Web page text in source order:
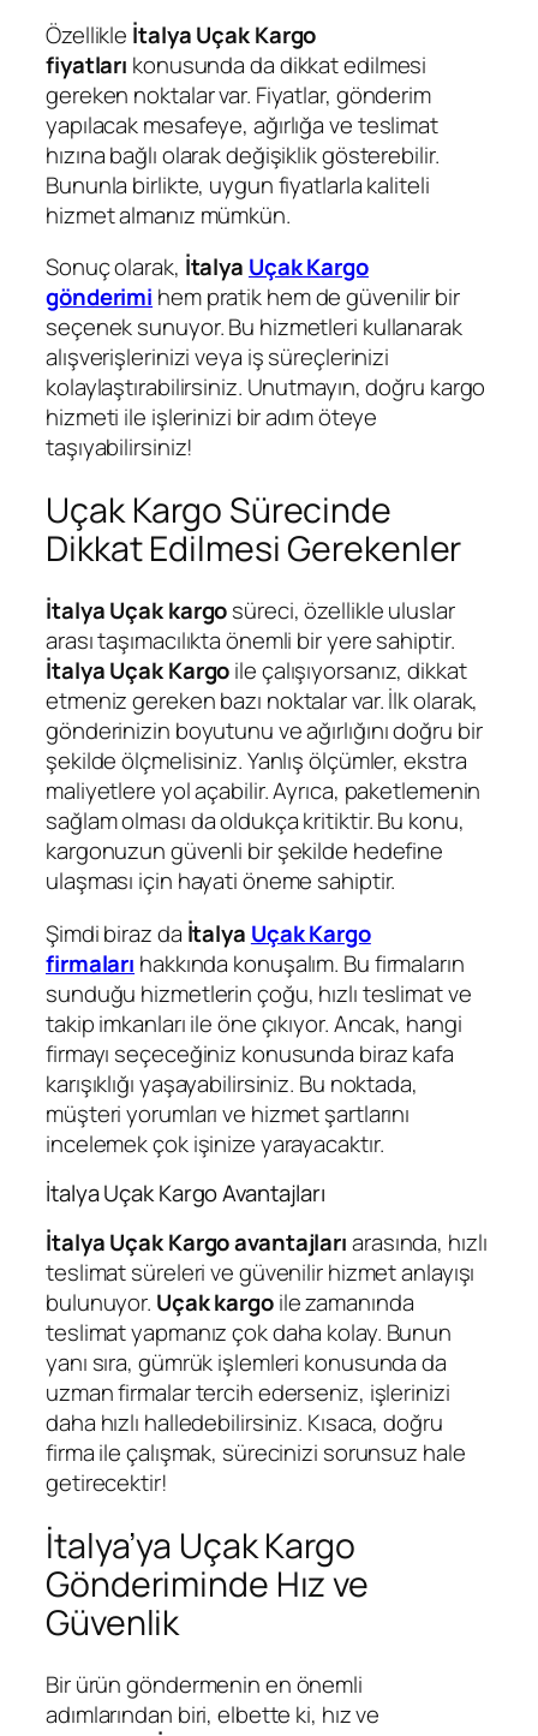
Özellikle İtalya Uçak Kargo
fiyatları konusunda da dikkat edilmesi
gereken noktalar var. Fiyatlar, gönderim
yapılacak mesafeye, ağırlığa ve teslimat
hızına bağlı olarak değişiklik gösterebilir.
Bununla birlikte, uygun fiyatlarla kaliteli
hizmet almanız mümkün.
Sonuç olarak, İtalya Uçak Kargo
gönderimi hem pratik hem de güvenilir bir
seçenek sunuyor. Bu hizmetleri kullanarak
alışverişlerinizi veya iş süreçlerinizi
kolaylaştırabilirsiniz. Unutmayın, doğru kargo
hizmeti ile işlerinizi bir adım öteye
taşıyabilirsiniz!
Uçak Kargo Sürecinde
Dikkat Edilmesi Gerekenler
İtalya Uçak kargosüreci, özellikle uluslar
arası taşımacılıkta önemli bir yere sahiptir.
İtalya Uçak Kargoile çalışıyorsanız, dikkat
etmeniz gereken bazı noktalar var. İlk olarak,
gönderinizin boyutunu ve ağırlığını doğru bir
şekilde ölçmelisiniz. Yanlış ölçümler, ekstra
maliyetlere yol açabilir. Ayrıca, paketlemenin
sağlam olması da oldukça kritiktir. Bu konu,
kargonuzun güvenli bir şekilde hedefine
ulaşması için hayati öneme sahiptir.
Şimdi biraz da İtalya Uçak Kargo
firmaları hakkında konuşalım. Bu firmaların
sunduğu hizmetlerin çoğu, hızlı teslimat ve
takip imkanları ile öne çıkıyor. Ancak, hangi
firmayı seçeceğiniz konusunda biraz kafa
karışıklığı yaşayabilirsiniz. Bu noktada,
müşteri yorumları ve hizmet şartlarını
incelemek çok işinize yarayacaktır.
İtalya Uçak Kargo Avantajları
İtalya Uçak Kargo avantajlarıarasında, hızlı
teslimat süreleri ve güvenilir hizmet anlayışı
bulunuyor. Uçak kargoile zamanında
teslimat yapmanız çok daha kolay. Bunun
yanı sıra, gümrük işlemleri konusunda da
uzman firmalar tercih ederseniz, işlerinizi
daha hızlı halledebilirsiniz. Kısaca, doğru
firma ile çalışmak, sürecinizi sorunsuz hale
getirecektir!
İtalya’ya Uçak Kargo
Gönderiminde Hız ve
Güvenlik
Bir ürün göndermenin en önemli
adımlarından biri, elbette ki, hız ve